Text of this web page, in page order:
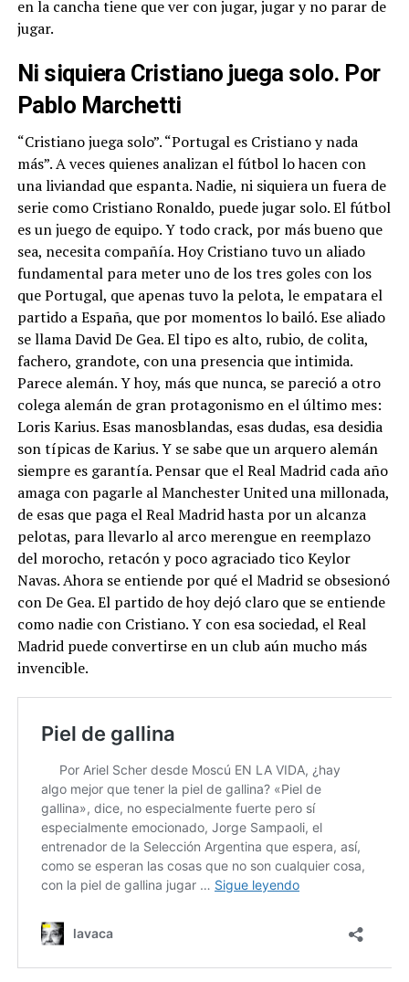
en la cancha tiene que ver con jugar, jugar y no parar de
jugar.
Ni siquiera Cristiano juega solo. Por
Pablo Marchetti
“Cristiano juega solo”. “Portugal es Cristiano y nada
más”. A veces quienes analizan el fútbol lo hacen con
una liviandad que espanta. Nadie, ni siquiera un fuera de
serie como Cristiano Ronaldo, puede jugar solo. El fútbol
es un juego de equipo. Y todo crack, por más bueno que
sea, necesita compañía. Hoy Cristiano tuvo un aliado
fundamental para meter uno de los tres goles con los
que Portugal, que apenas tuvo la pelota, le empatara el
partido a España, que por momentos lo bailó. Ese aliado
se llama David De Gea. El tipo es alto, rubio, de colita,
fachero, grandote, con una presencia que intimida.
Parece alemán. Y hoy, más que nunca, se pareció a otro
colega alemán de gran protagonismo en el último mes:
Loris Karius. Esas manosblandas, esas dudas, esa desidia
son típicas de Karius. Y se sabe que un arquero alemán
siempre es garantía. Pensar que el Real Madrid cada año
amaga con pagarle al Manchester United una millonada,
de esas que paga el Real Madrid hasta por un alcanza
pelotas, para llevarlo al arco merengue en reemplazo
del morocho, retacón y poco agraciado tico Keylor
Navas. Ahora se entiende por qué el Madrid se obsesionó
con De Gea. El partido de hoy dejó claro que se entiende
como nadie con Cristiano. Y con esa sociedad, el Real
Madrid puede convertirse en un club aún mucho más
invencible.